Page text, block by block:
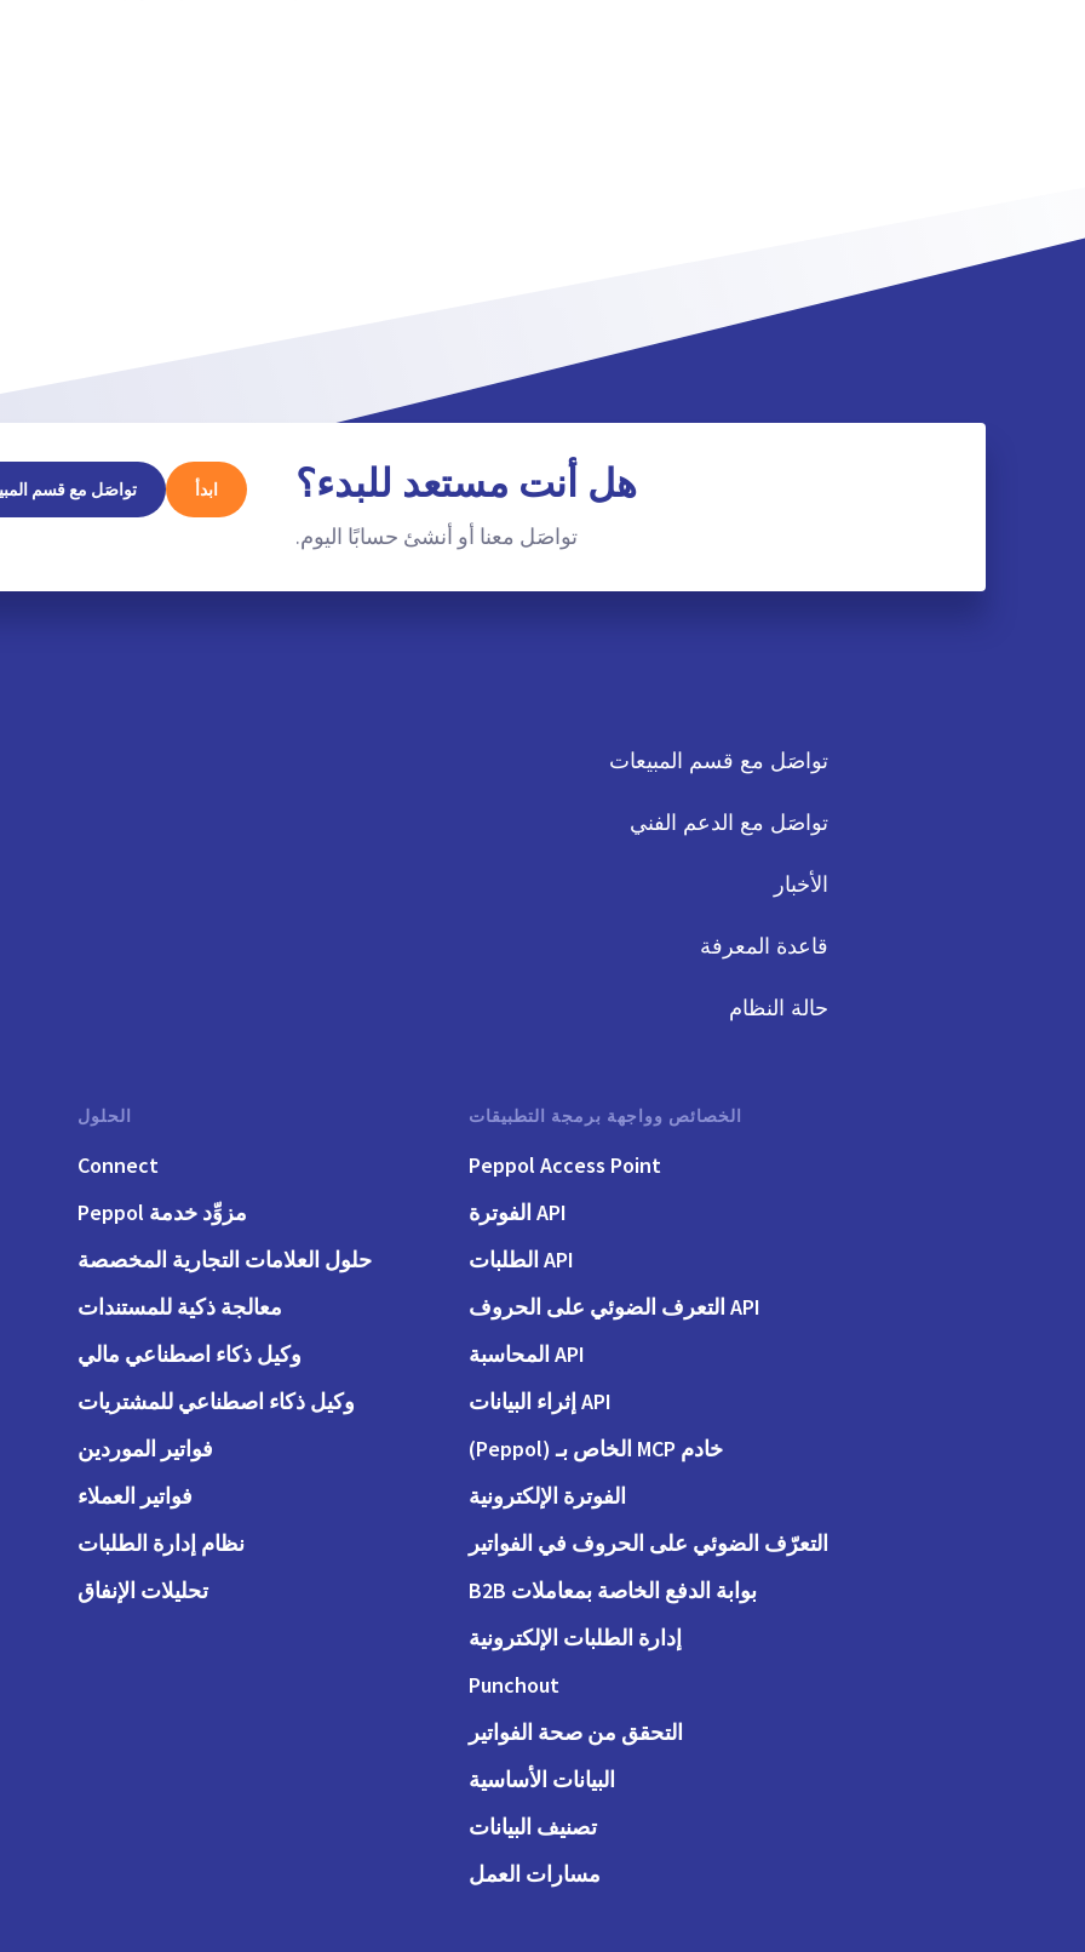
هل أنت مستعد للبدء؟
تواصَل معنا أو أنشئ حسابًا اليوم.
ابدأ تواصَل مع قسم
تواصَل مع قسم المبيعات
تواصَل مع الدعم الفني
الأخبار
قاعدة المعرفة
حالة النظام
الخصائص وواجهة برمجة التطبيقات
Peppol Access Point
API الفوترة
API الطلبات
API التعرف الضوئي على الحروف
API المحاسبة
API إثراء البيانات
خادم MCP الخاص بـ (Peppol)
الفوترة الإلكترونية
التعرّف الضوئي على الحروف في الفواتير
بوابة الدفع الخاصة بمعاملات B2B
إدارة الطلبات الإلكترونية
Punchout
التحقق من صحة الفواتير
البيانات الأساسية
تصنيف البيانات
مسارات العمل
الحلول
Connect
مزوِّد خدمة Peppol
حلول العلامات التجارية المخصصة
معالجة ذكية للمستندات
وكيل ذكاء اصطناعي مالي
وكيل ذكاء اصطناعي للمشتريات
فواتير الموردين
فواتير العملاء
نظام إدارة الطلبات
تحليلات الإنفاق